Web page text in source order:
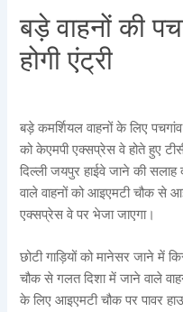
बड़े वाहनों की
होगी एंट्री
बड़े कमर्शियल वाहनों के लिए
को केएमपी एक्सप्रेस वे होते हुए
दिल्ली जयपुर हाईवे जाने की
वाले वाहनों को आइएमटी चौक से
एक्सप्रेस वे पर भेजा जाएगा।
छोटी गाड़ियों को मानेसर जाने में
चौक से गलत दिशा में जाने वाले
के लिए आइएमटी चौक पर पावर